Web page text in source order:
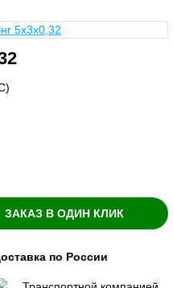
ЗАКАЗ В ОДИН КЛИК
по России